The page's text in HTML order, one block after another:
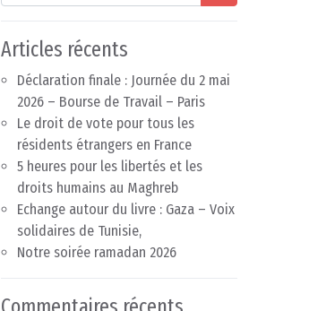
Articles récents
Déclaration finale : Journée du 2 mai
2026 – Bourse de Travail – Paris
Le droit de vote pour tous les
résidents étrangers en France
5 heures pour les libertés et les
droits humains au Maghreb
Echange autour du livre : Gaza – Voix
solidaires de Tunisie,
Notre soirée ramadan 2026